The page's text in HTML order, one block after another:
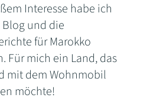
Interesse habe ich
und die
für Marokko
Für mich ein Land, das
mit dem Wohnmobil
möchte!